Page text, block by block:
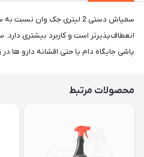
سمپاش دستی 2 لیتری جک وان
پاشی جایگاه دام یا حتی افشانه دارو ها در
محصولات مرتبط